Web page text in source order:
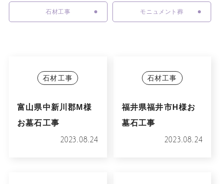
石材工事 モニュメント葬
石材工事
富山県中新川郡M様
お墓石工事
2023.08.24
石材工事
福井県福井市H様お
墓石工事
2023.08.24